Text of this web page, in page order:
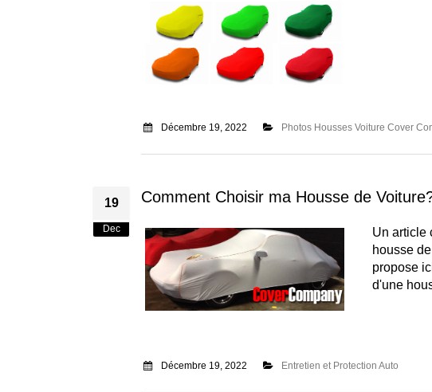
Décembre 19, 2022 Photos Housses Voiture Cover
19
Dec
Comment Choisir ma Housse de
Un article
housse
propose
d'une
Décembre 19, 2022 Entretien et Protection Auto